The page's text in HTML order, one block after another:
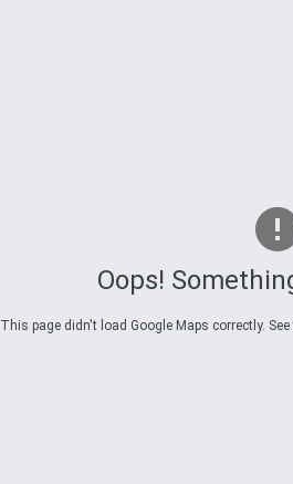
Oops!
This page didn't load Google Maps correctly.